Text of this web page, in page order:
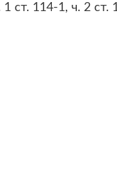
ст. 114-1, ч. 2 ст.